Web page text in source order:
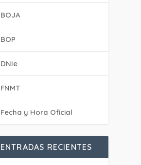
BOJA
BOP
DNIe
FNMT
Fecha y Hora Oficial
ENTRADAS RECIENTES